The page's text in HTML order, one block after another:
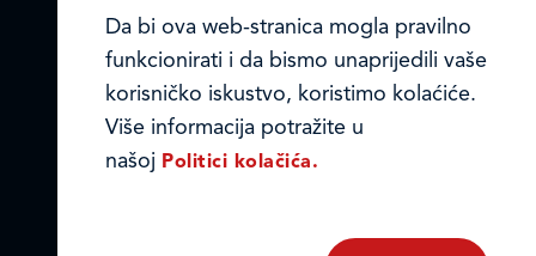
Kodeks poslovnih načela
© Ledo d.o.o. 2026.
Da bi ova web-stranica mogla pravilno
funkcionirati i da bismo unaprijedili vaše
korisničko iskustvo, koristimo kolaćiće.
Više informacija potražite u
našoj Politici kolačića.
IZABERITE KOLA?I?E NA STRANICI
Omogućite ili onemogućite web-
stranici upotrebu funkcionalnih i/ili